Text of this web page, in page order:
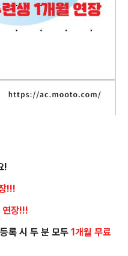
!
!!!
연장!!!
록 시 두 분 모두 1개월 무료